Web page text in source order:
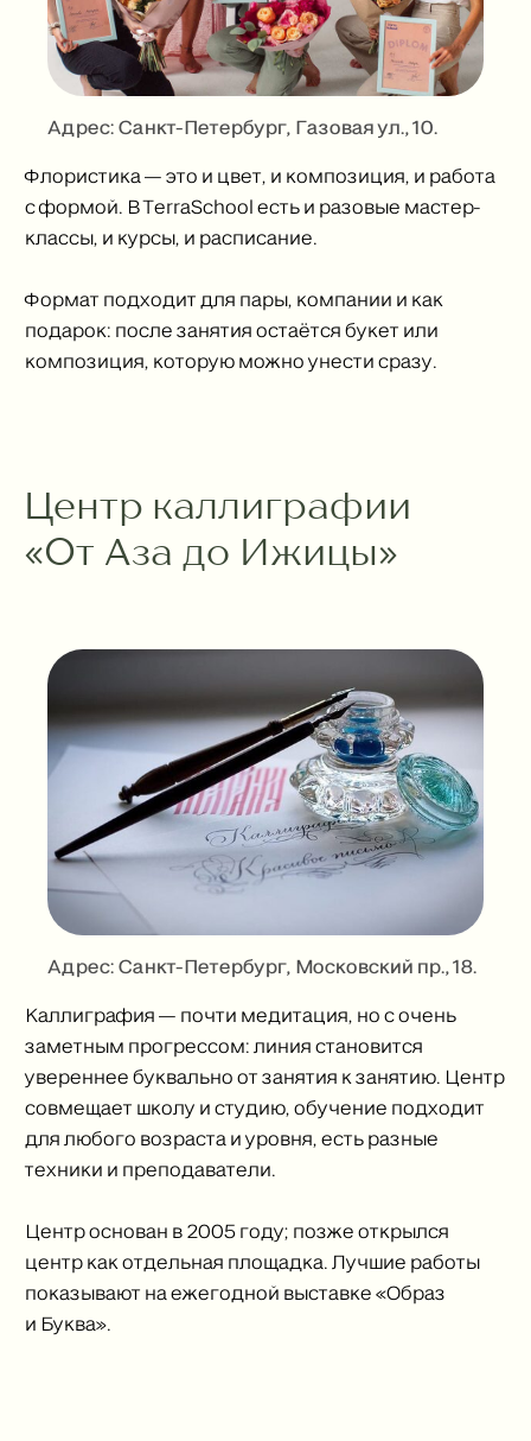
Адрес: Санкт-Петербург, Газовая ул., 10.
Флористика — это и цвет, и композиция, и работа
с формой. В TerraSchool есть и разовые мастер-
классы, и курсы, и расписание.
Формат подходит для пары, компании и как
подарок: после занятия остаётся букет или
композиция, которую можно унести сразу.
Центр каллиграфии
«От Аза до Ижицы»
Адрес: Санкт-Петербург, Московский пр., 18.
Каллиграфия — почти медитация, но с очень
заметным прогрессом: линия становится
увереннее буквально от занятия к занятию. Центр
совмещает школу и студию, обучение подходит
для любого возраста и уровня, есть разные
техники и преподаватели.
Центр основан в 2005 году; позже открылся
центр как отдельная площадка. Лучшие работы
показывают на ежегодной выставке «Образ
и Буква».